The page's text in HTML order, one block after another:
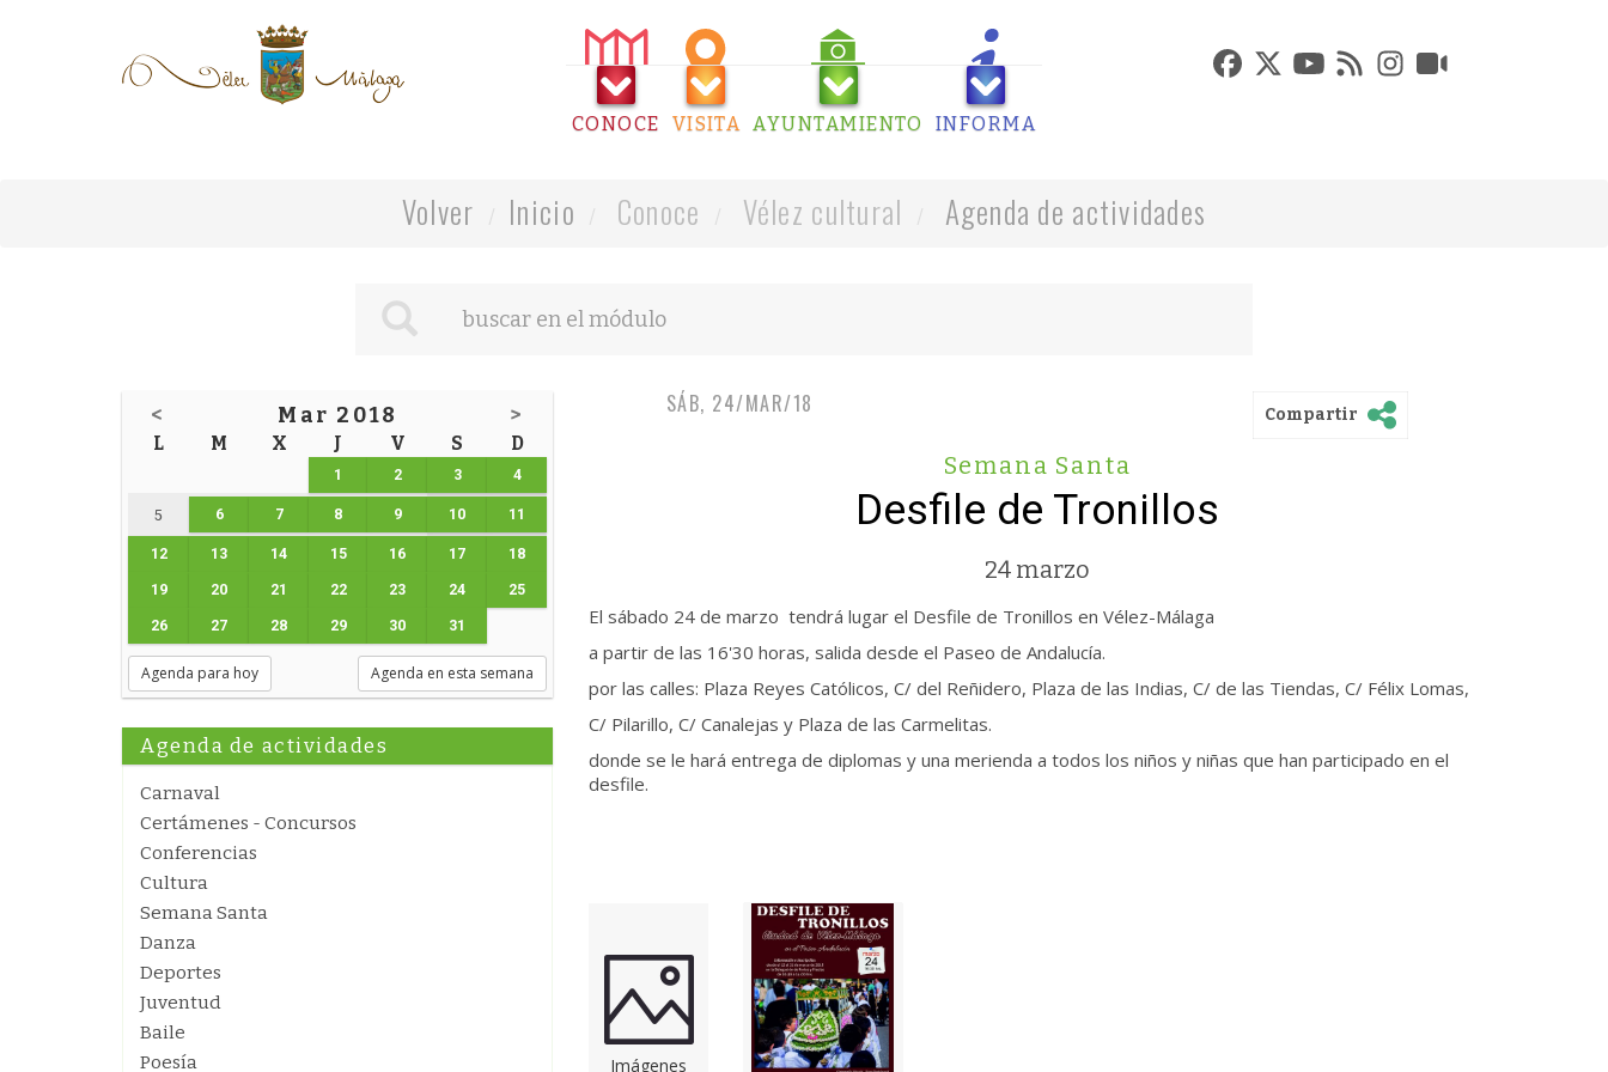
CONOCE VISITA AYUNTAMIENTO INFORMA
Volver Inicio Conoce Vélez cultural Agenda de actividades
< Mar 2018 >
L M X J V S D
1 2 3 4
5 6 7 8 9 10 11
12 13 14 15 16 17 18
19 20 21 22 23 24 25
26 27 28 29 30 31
Agenda para hoy Agenda en esta semana
Agenda de actividades
Carnaval
Certámenes - Concursos
Conferencias
Cultura
Semana Santa
Danza
Deportes
Juventud
Baile
Poesía
SÁB, 24/MAR/18 Compartir
Semana Santa
Desfile de Tronillos
24 marzo
El sábado 24 de marzo tendrá lugar el Desfile de Tronillos en Vélez-Málaga
a partir de las 16'30 horas, salida desde el Paseo de Andalucía.
por las calles: Plaza Reyes Católicos, C/ del Reñidero, Plaza de las Indias, C/ de las Tiendas, C/ Félix Lomas,
C/ Pilarillo, C/ Canalejas y Plaza de las Carmelitas.
donde se le hará entrega de diplomas y una merienda a todos los niños y niñas que han participado en el
desfile.
Imágenes